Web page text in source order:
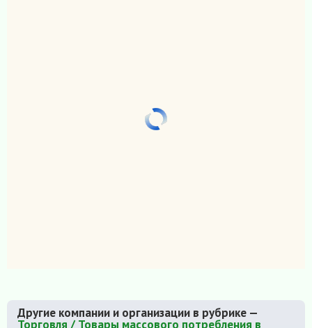
Другие компании и организации в рубрике —
Торговля / Товары массового потребления в